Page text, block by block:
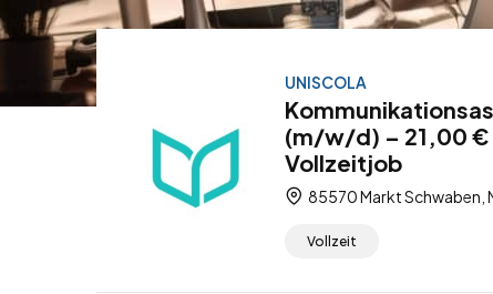
UNISCOLA
(m/w/d) – 21,00
Vollzeitjob
85570 Markt Schwaben,
Vollzeit